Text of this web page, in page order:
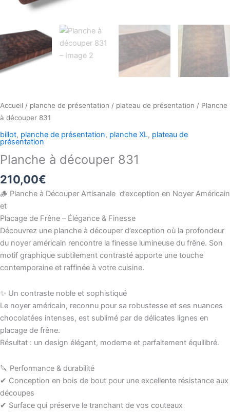
Accueil / planche de présentation / plateau de présentation / Planche
à découper 831
billot, planche de présentation, planche XL, plateau de
présentation
Planche à découper 831
210,00€
🪵 Planche à Découper Artisanale d’exception en Noyer Américain
et
Placage de Frêne – Élégance & Finesse
Découvrez une planche à découper d’exception où la profondeur
du noyer américain rencontre la finesse lumineuse du frêne. Son
motif graphique subtilement contrasté apporte une touche
contemporaine et raffinée à votre cuisine.
✨ Un contraste noble et sophistiqué
Le noyer américain, reconnu pour sa robustesse et ses nuances
chocolatées intenses, est sublimé par de délicates lignes en
placage de frêne.
Résultat : un design élégant, moderne et parfaitement équilibré.
🔪 Performance & durabilité
✔ Conception en bois de bout pour une excellente résistance aux
découpes
✔ Surface qui préserve le tranchant de vos couteaux